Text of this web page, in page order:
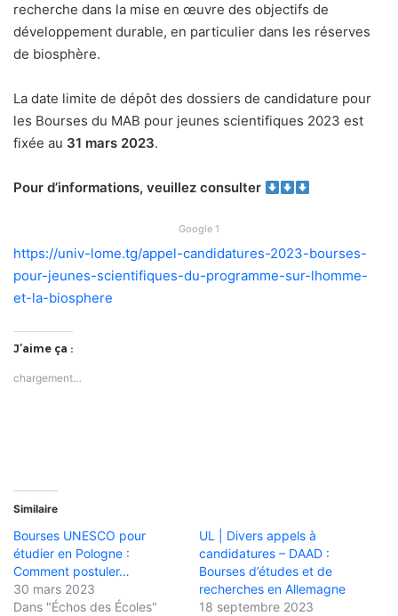
recherche dans la mise en œuvre des objectifs de
développement durable, en particulier dans les réserves
de biosphère.
La date limite de dépôt des dossiers de candidature pour
les Bourses du MAB pour jeunes scientifiques 2023 est
fixée au 31 mars 2023.
Pour d’informations, veuillez consulter
Google 1
https://univ-lome.tg/appel-candidatures-2023-bourses-
pour-jeunes-scientifiques-du-programme-sur-lhomme-
et-la-biosphere
J’aime ça :
chargement…
Similaire
Bourses UNESCO pour
étudier en Pologne :
Comment postuler…
30 mars 2023
Dans "Échos des Écoles"
UL | Divers appels à
candidatures – DAAD :
Bourses d’études et de
recherches en Allemagne
18 septembre 2023